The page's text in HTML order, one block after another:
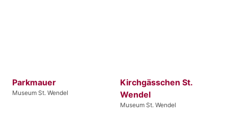
Parkmauer
Museum St. Wendel
Kirchgässchen St.
Wendel
Museum St. Wendel